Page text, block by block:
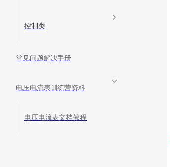
控制类
常见问题解决手册
电压电流表训练营资料
电压电流表文档教程